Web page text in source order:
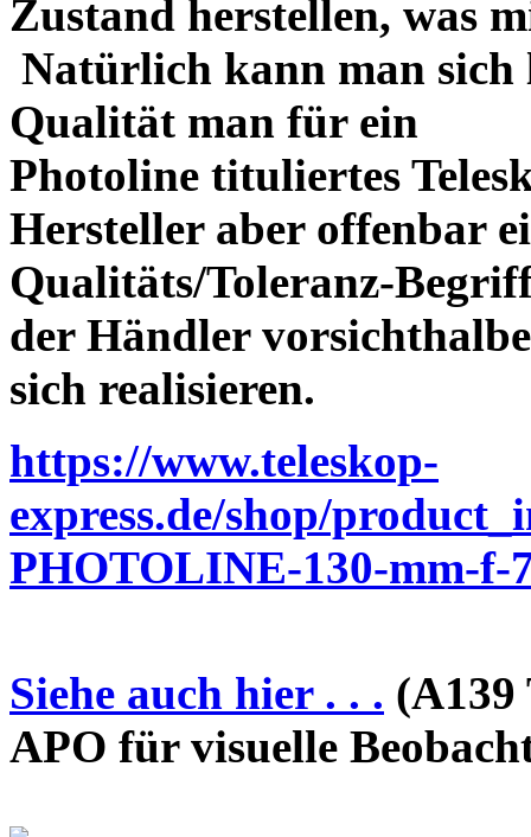
Zustand herstellen, was
Natürlich kann man sich
Qualität man für ein
Photoline tituliertes
Hersteller aber offenbar
Qualitäts/Toleranz-
der Händler
sich realisieren.
https://www.teleskop-
express.de/shop/
PHOTOLINE-130-mm-f-
Siehe auch hier . . . (A139
APO für visuelle